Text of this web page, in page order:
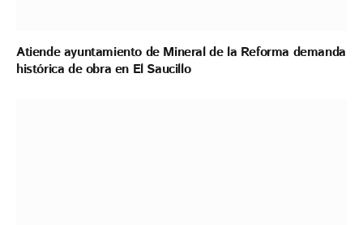
Atiende ayuntamiento de Mineral de la Reforma demanda
histórica de obra en El Saucillo